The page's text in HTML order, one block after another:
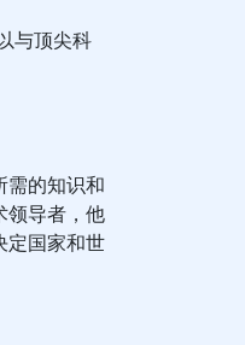
与顶尖科
需的知识和
领导者，他
定国家和世